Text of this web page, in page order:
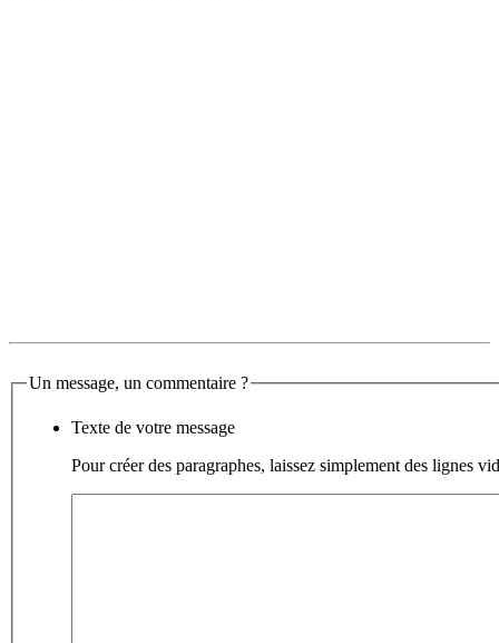
Un message, un commentaire ?
Texte de votre message
Pour créer des paragraphes, laissez simplement des lignes